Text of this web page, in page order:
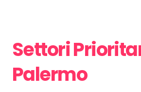
Settori
Palermo